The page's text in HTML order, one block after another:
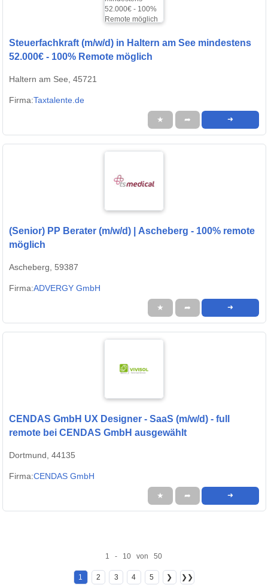
Steuerfachkraft (m/w/d) in Haltern am See mindestens
52.000€ - 100% Remote möglich
Haltern am See, 45721
Firma:Taxtalente.de
★ ➦ ➜
(Senior) PP Berater (m/w/d) | Ascheberg - 100% remote
möglich
Ascheberg, 59387
Firma:ADVERGY GmbH
★ ➦ ➜
CENDAS GmbH UX Designer - SaaS (m/w/d) - full
remote bei CENDAS GmbH ausgewählt
Dortmund, 44135
Firma:CENDAS GmbH
★ ➦ ➜
1 - 10 von 50
1 2 3 4 5 ❯ ❯❯